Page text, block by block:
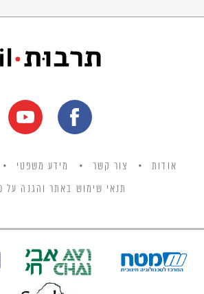
אודות צור קשר מידע משפטי
תנאי שימוש באתר והגנה על